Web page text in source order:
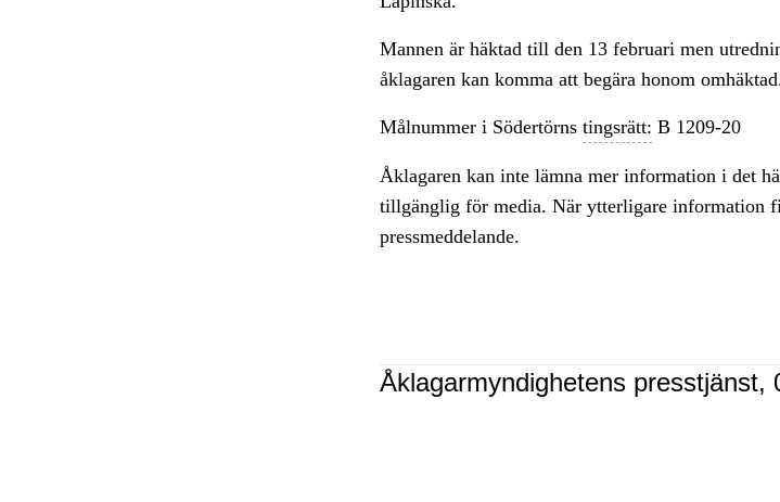
Mannen är häktad till den 13 februari men
åklagaren kan komma att begära honom
Målnummer i Södertörns tingsrätt: B 1209-20
Åklagaren kan inte lämna mer information i det
tillgänglig för media. När ytterligare information
pressmeddelande.
Åklagarmyndighetens presstjänst,